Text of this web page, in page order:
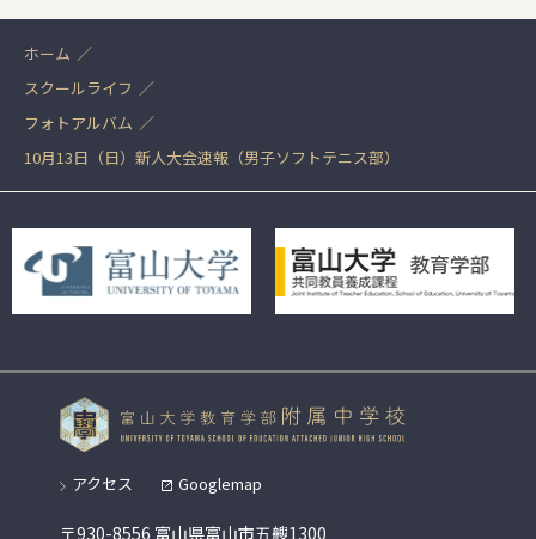
ホーム
スクールライフ
フォトアルバム
10月13日（日）新人大会速報（男子ソフトテニス部）
アクセス Googlemap
〒930-8556 富山県富山市五艘1300